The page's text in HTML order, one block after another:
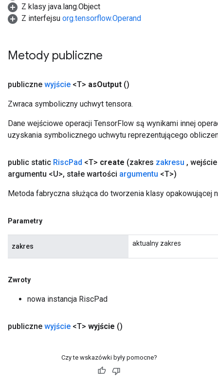
Z klasy java.lang.Object
Z interfejsu org.tensorflow.Operand
Metody publiczne
publiczne wyjście <T> asOutput ()
Zwraca symboliczny uchwyt tensora.
Dane wejściowe operacji TensorFlow są wynikami innej
uzyskania symbolicznego uchwytu reprezentującego
public static RiscPad <T> create (zakres zakresu ,
argumentu <U>, stałe wartości argumentu <T>)
Metoda fabryczna służąca do tworzenia klasy opakowującej
Parametry
zakres aktualny zakres
Zwroty
nowa instancja RiscPad
publiczne wyjście <T> wyjście ()
Czy te wskazówki były pomocne?